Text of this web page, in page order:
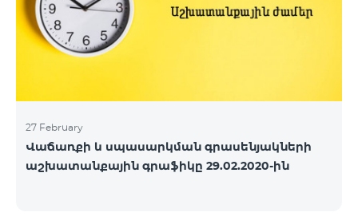
27 February
Վաճառքի և սպասարկման գրասենյակների
աշխատանքային գրաֆիկը 29.02.2020-ին